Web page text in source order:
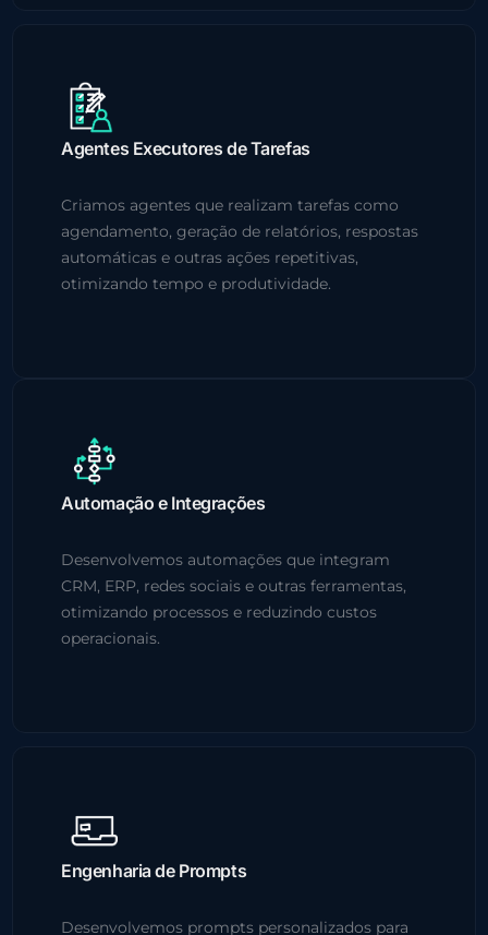
Agentes Executores de Tarefas
Criamos agentes que realizam tarefas como
agendamento, geração de relatórios, respostas
automáticas e outras ações repetitivas,
otimizando tempo e produtividade.
Automação e Integrações
Desenvolvemos automações que integram
CRM, ERP, redes sociais e outras ferramentas,
otimizando processos e reduzindo custos
operacionais.
Engenharia de Prompts
Desenvolvemos prompts personalizados para